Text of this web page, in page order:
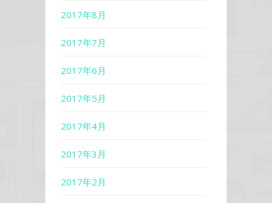
2017年8月
2017年7月
2017年6月
2017年5月
2017年4月
2017年3月
2017年2月